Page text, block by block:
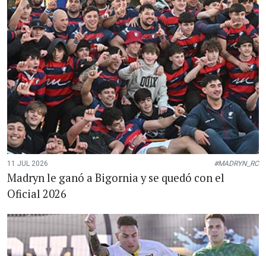
11 JUL 2026 #MADRYN_RC
Madryn le ganó a Bigornia y se quedó con el
Oficial 2026